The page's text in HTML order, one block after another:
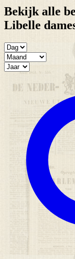
Bekijk alle
Libelle